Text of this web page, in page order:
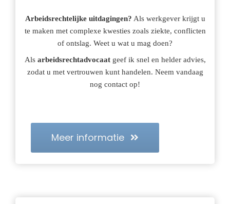
Arbeidsrechtelijke uitdagingen? Als werkgever krijgt u
te maken met complexe kwesties zoals ziekte, conflicten
of ontslag. Weet u wat u mag doen?
Als arbeidsrechtadvocaatgeef ik snel en helder advies,
zodat u met vertrouwen kunt handelen. Neem vandaag
nog contact op!
Meer informatie